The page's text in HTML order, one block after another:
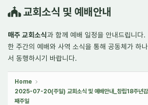
교회소식 및 예배안내
매주 교회소식과 함께 예배 일정을 안내드립니다.
한 주간의 예배와 사역 소식을 통해 공동체가 하
서 동행하시기 바랍니다.
Home
2025-07-20(주일) 교회소식 및 예배안내_창립18주년감
째주일